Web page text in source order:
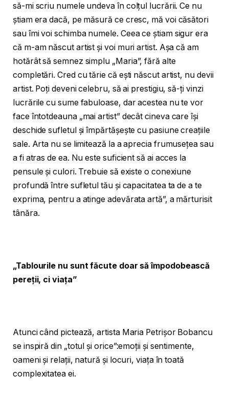
să-mi scriu numele undeva în colțul lucrării. Ce nu
știam era dacă, pe măsură ce cresc, mă voi căsători
sau îmi voi schimba numele. Ceea ce știam sigur era
că m-am născut artist și voi muri artist. Așa că am
hotărât să semnez simplu „Maria”, fără alte
completări. Cred cu tărie că ești născut artist, nu devii
artist. Poți deveni celebru, să ai prestigiu, să-ți vinzi
lucrările cu sume fabuloase, dar acestea nu te vor
face întotdeauna „mai artist” decât cineva care își
deschide sufletul și împărtășește cu pasiune creațiile
sale. Arta nu se limitează la a aprecia frumusețea sau
a fi atras de ea. Nu este suficient să ai acces la
pensule și culori. Trebuie să existe o conexiune
profundă între sufletul tău și capacitatea ta de a te
exprima, pentru a atinge adevărata artă”, a mărturisit
tânăra.
„Tablourile nu sunt făcute doar să împodobească
pereții, ci viața”
Atunci când pictează, artista Maria Petrișor Bobancu
se inspiră din „totul și orice”:emoții și sentimente,
oameni și relații, natură și locuri, viața în toată
complexitatea ei.